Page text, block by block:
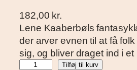
182,00 kr.
Lene Kaaberbøls
der arver evnen til at få
sig, og bliver draget ind i
Tilføj til kurv